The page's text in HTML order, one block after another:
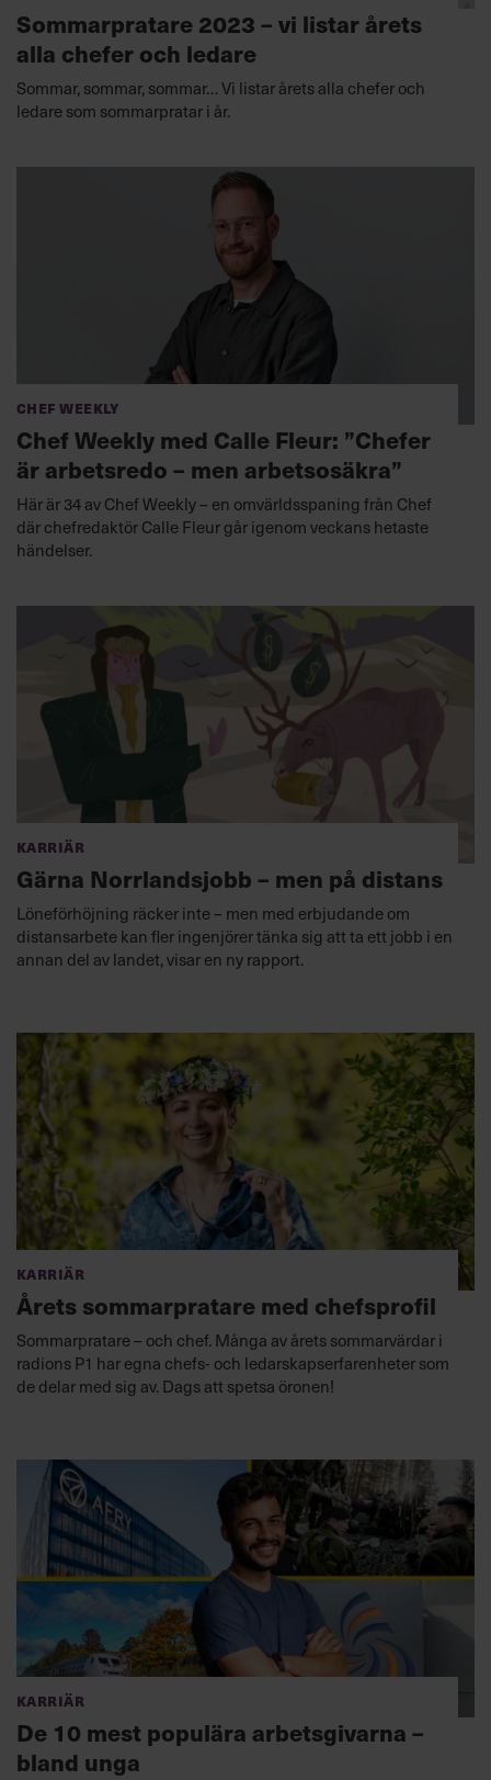
Sommarpratare 2023 – vi listar årets
alla chefer och ledare
Sommar, sommar, sommar… Vi listar årets alla chefer och
ledare som sommarpratar i år.
Chef Weekly
Chef Weekly med Calle Fleur: ”Chefer
är arbetsredo – men arbetsosäkra”
Här är 34 av Chef Weekly – en omvärldsspaning från Chef
där chefredaktör Calle Fleur går igenom veckans hetaste
händelser.
Karriär
Gärna Norrlandsjobb – men på distans
Löneförhöjning räcker inte – men med erbjudande om
distansarbete kan fler ingenjörer tänka sig att ta ett jobb i en
annan del av landet, visar en ny rapport.
Karriär
Årets sommar­pratare med chefsprofil
Sommarpratare – och chef. Många av årets sommarvärdar i
radions P1 har egna chefs- och ledarskapserfarenheter som
de delar med sig av. Dags att spetsa öronen!
Karriär
De 10 mest populära arbetsgivarna –
bland unga